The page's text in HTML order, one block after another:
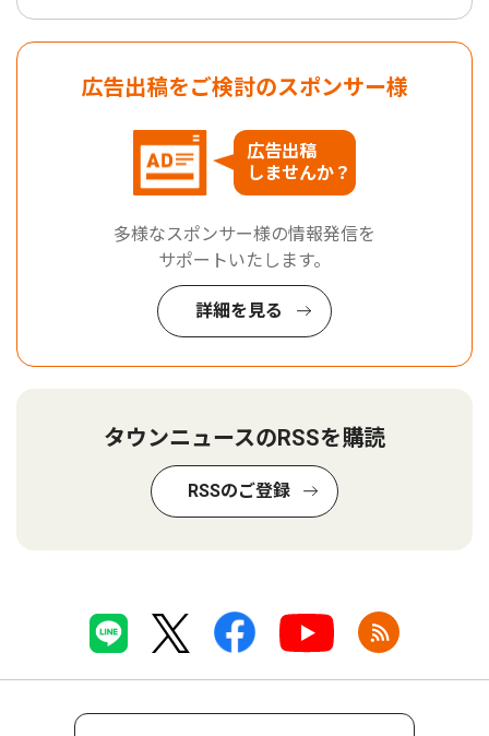
広告出稿をご検討のスポンサー様
広告出稿
しませんか？
多様なスポンサー様の情報発信を
サポートいたします。
詳細を見る
タウンニュースのRSSを購読
RSSのご登録